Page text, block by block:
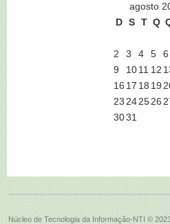
agosto
D S T Q
2
3 4 5 6
9
1011 12
16 17 18 19
23 242526
3031
Núcleo de Tecnologia da Informação-NTI ©